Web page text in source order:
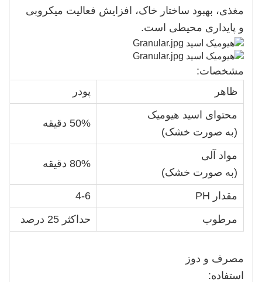
مغذی، بهبود ساختار خاک، افزایش فعالیت میکروبی
و پایداری محیطی است.
مشخصات:
ظاهر
پودر
محتوای اسید هیومیک
(به صورت خشک)
50% دقیقه
مواد آلی
(به صورت خشک)
80% دقیقه
مقدار PH
4-6
مرطوب
حداکثر 25 درصد
مصرف و دوز
استفاده: